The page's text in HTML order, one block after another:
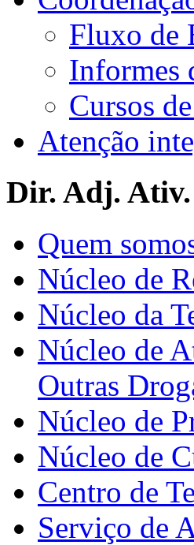
Fluxo de
Informes
Cursos
Atenção
Dir. Adj. Ativ.
Quem
Núcleo de
Núcleo da
Núcleo de
Outras
Núcleo de
Núcleo de
Centro de
Serviço de